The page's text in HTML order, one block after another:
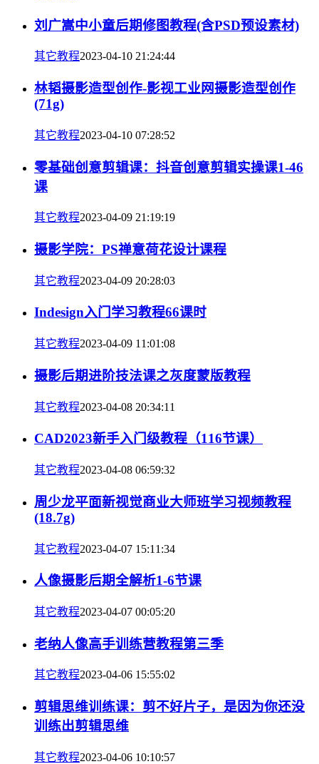
刘广嵩中小童后期修图教程(含PSD预设素材)
其它教程2023-04-10 21:24:44
林韬摄影造型创作-影视工业网摄影造型创作
(71g)
其它教程2023-04-10 07:28:52
零基础创意剪辑课：抖音创意剪辑实操课1-46
课
其它教程2023-04-09 21:19:19
摄影学院：PS禅意荷花设计课程
其它教程2023-04-09 20:28:03
Indesign入门学习教程66课时
其它教程2023-04-09 11:01:08
摄影后期进阶技法课之灰度蒙版教程
其它教程2023-04-08 20:34:11
CAD2023新手入门级教程（116节课）
其它教程2023-04-08 06:59:32
周少龙平面新视觉商业大师班学习视频教程
(18.7g)
其它教程2023-04-07 15:11:34
人像摄影后期全解析1-6节课
其它教程2023-04-07 00:05:20
老纳人像高手训练营教程第三季
其它教程2023-04-06 15:55:02
剪辑思维训练课：剪不好片子，是因为你还没
训练出剪辑思维
其它教程2023-04-06 10:10:57